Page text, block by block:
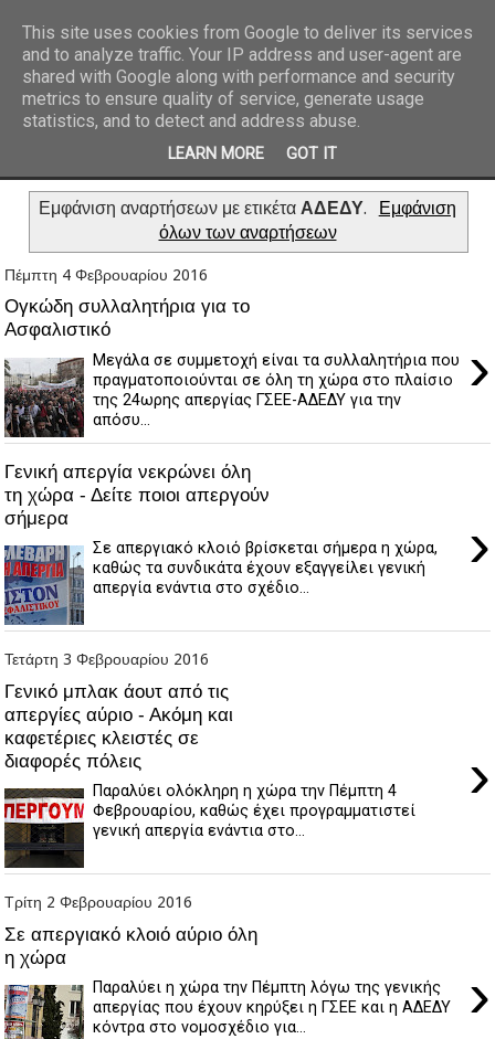
REPORTAZ NET
Εμφάνιση αναρτήσεων με ετικέτα ΑΔΕΔΥ.
Εμφάνιση
όλων των αναρτήσεων
Πέμπτη 4 Φεβρουαρίου 2016
Ογκώδη συλλαλητήρια για το
Ασφαλιστικό
›
Μεγάλα σε συμμετοχή είναι τα συλλαλητήρια που
πραγματοποιούνται σε όλη τη χώρα στο πλαίσιο
της 24ωρης απεργίας ΓΣΕΕ-ΑΔΕΔΥ για την
απόσυ...
Γενική απεργία νεκρώνει όλη
τη χώρα - Δείτε ποιοι απεργούν
σήμερα
›
Σε απεργιακό κλοιό βρίσκεται σήμερα η χώρα,
καθώς τα συνδικάτα έχουν εξαγγείλει γενική
απεργία ενάντια στο σχέδιο...
Τετάρτη 3 Φεβρουαρίου 2016
Γενικό μπλακ άουτ από τις
απεργίες αύριο - Ακόμη και
καφετέριες κλειστές σε
διαφορές πόλεις
›
Παραλύει ολόκληρη η χώρα την Πέμπτη 4
Φεβρουαρίου, καθώς έχει προγραμματιστεί
γενική απεργία ενάντια στο...
Τρίτη 2 Φεβρουαρίου 2016
Σε απεργιακό κλοιό αύριο όλη
η χώρα
›
Παραλύει η χώρα την Πέμπτη λόγω της γενικής
απεργίας που έχουν κηρύξει η ΓΣΕΕ και η ΑΔΕΔΥ
κόντρα στο νομοσχέδιο για...
This site uses cookies from Google to deliver its services
and to analyze traffic. Your IP address and user-agent are
shared with Google along with performance and security
metrics to ensure quality of service, generate usage
statistics, and to detect and address abuse.
LEARN MORE GOT IT